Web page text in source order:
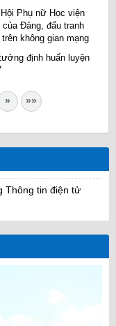
Phụ nữ Học viện
Đảng, đấu tranh
không gian mạng
định huấn luyện
» »»
Thông tin điện tử